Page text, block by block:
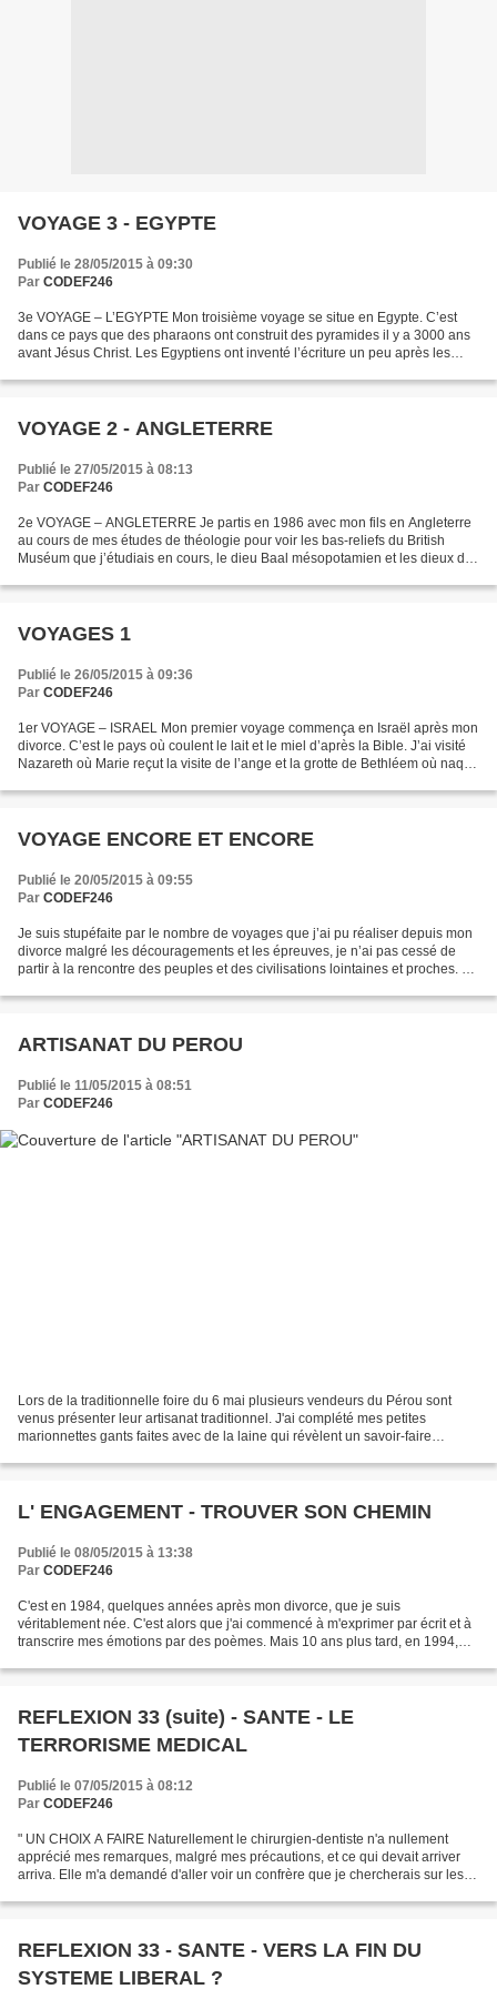
VOYAGE 3 - EGYPTE
Publié le 28/05/2015 à 09:30
Par CODEF246
3e VOYAGE – L’EGYPTE Mon troisième voyage se situe en Egypte. C’est
dans ce pays que des pharaons ont construit des pyramides il y a 3000 ans
avant Jésus Christ. Les Egyptiens ont inventé l’écriture un peu après les
VOYAGE 2 - ANGLETERRE
Publié le 27/05/2015 à 08:13
Par CODEF246
2e VOYAGE – ANGLETERRE Je partis en 1986 avec mon fils en Angleterre
au cours de mes études de théologie pour voir les bas-reliefs du British
Muséum que j’étudiais en cours, le dieu Baal mésopotamien et les dieux du
VOYAGES 1
Publié le 26/05/2015 à 09:36
Par CODEF246
1er VOYAGE – ISRAEL Mon premier voyage commença en Israël après mon
divorce. C’est le pays où coulent le lait et le miel d’après la Bible. J’ai visité
Nazareth où Marie reçut la visite de l’ange et la grotte de Bethléem où naquit
VOYAGE ENCORE ET ENCORE
Publié le 20/05/2015 à 09:55
Par CODEF246
Je suis stupéfaite par le nombre de voyages que j’ai pu réaliser depuis mon
divorce malgré les découragements et les épreuves, je n’ai pas cessé de
partir à la rencontre des peuples et des civilisations lointaines et proches. En
ARTISANAT DU PEROU
Publié le 11/05/2015 à 08:51
Par CODEF246
Lors de la traditionnelle foire du 6 mai plusieurs vendeurs du Pérou sont
venus présenter leur artisanat traditionnel. J'ai complété mes petites
marionnettes gants faites avec de la laine qui révèlent un savoir-faire
L' ENGAGEMENT - TROUVER SON CHEMIN
Publié le 08/05/2015 à 13:38
Par CODEF246
C'est en 1984, quelques années après mon divorce, que je suis
véritablement née. C'est alors que j'ai commencé à m'exprimer par écrit et à
transcrire mes émotions par des poèmes. Mais 10 ans plus tard, en 1994,
REFLEXION 33 (suite) - SANTE - LE
TERRORISME MEDICAL
Publié le 07/05/2015 à 08:12
Par CODEF246
" UN CHOIX A FAIRE Naturellement le chirurgien-dentiste n'a nullement
apprécié mes remarques, malgré mes précautions, et ce qui devait arriver
arriva. Elle m'a demandé d'aller voir un confrère que je chercherais sur les
REFLEXION 33 - SANTE - VERS LA FIN DU
SYSTEME LIBERAL ?